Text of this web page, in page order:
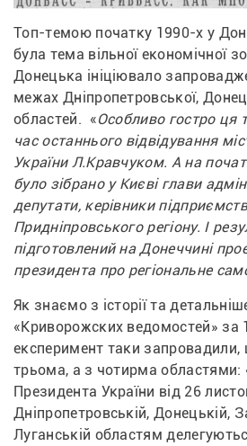
Топ-темою початку 1990-х у
була тема вільної економічної
Донецька ініціювало
межах Дніпропетровської,
областей.  «Особливо гостро ця
час останнього відвідування
України Л.Кравчуком. А на
було зібрано у Києві глави
депутати, керівники
Придніпровського регіону. І
підготовлений на Донеччині
президента про регіональне
Як знаємо з історії та
«Криворожских ведомостей» за
експеримент таки
трьома, а з чотирма областями:
Президента України від 26
Дніпропетровській, Донецькій,
Луганській областям